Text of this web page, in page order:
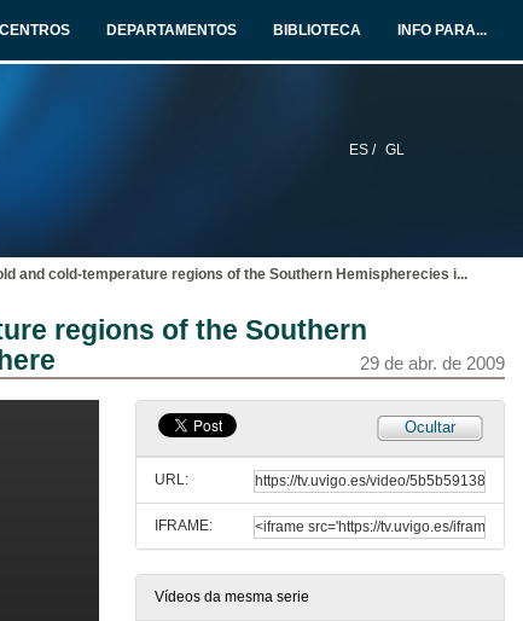
CENTROS DEPARTAMENTOS BIBLIOTECA INFO PARA...
ES / GL
and cold-temperature regions of the Southern Hemispherecies i...
regions of the Southern
29 de abr. de 2009
Ocultar
URL:
IFRAME:
Vídeos da mesma serie